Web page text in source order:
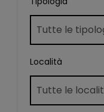
Località